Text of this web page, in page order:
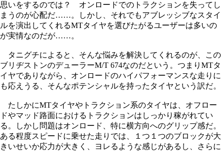
思いをするのでは？ オンロードでのトラクションを失ってし
まうのが心配だ……。しかし、それでもアブレッシブなスタイ
ルを演出してくれるMTタイヤを選びたがるユーザーは多いの
が実情なのだが……。
タニグチによると、そんな悩みを解決してくれるのが、この
ブリヂストンのデューラーM/T 674なのだという。つまりMTタ
イヤでありながら、オンロードのハイパフォーマンスな走りに
も応えうる、そんなポテンシャルを持ったタイヤという訳だ。
たしかにMTタイヤやトラクション系のタイヤは、オフロー
ドやマッド路面におけるトラクションはしっかり稼がれてい
る。しかし問題はオンロード、特に横方向へのグリップ感だ。
ある程度スピードに乗せた走りでは、１つ１つのブロックが大
きいせいか応力が大きく、ヨレるような感じがあるし、さらに